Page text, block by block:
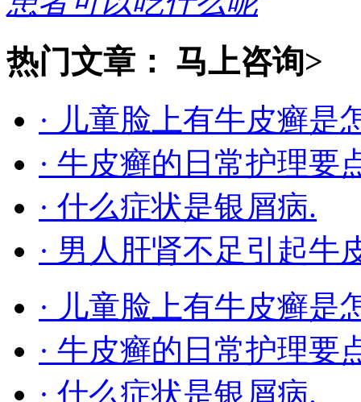
热门文章： 马上咨询>
· 儿童脸上有牛皮癣是
· 牛皮癣的日常护理要
· 什么症状是银屑病.
· 男人肝肾不足引起牛
· 儿童脸上有牛皮癣是
· 牛皮癣的日常护理要
· 什么症状是银屑病.